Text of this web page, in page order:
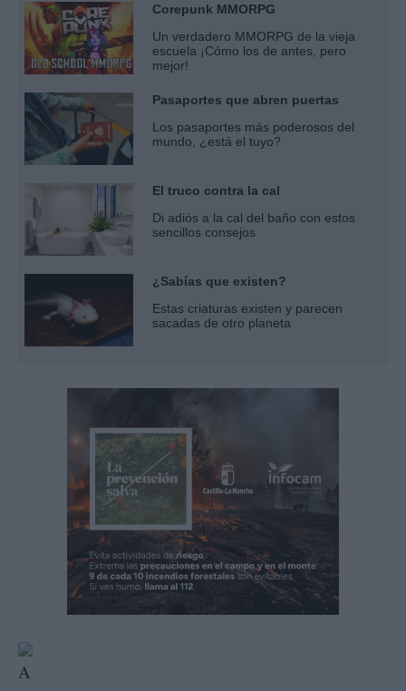
Corepunk MMORPG
Un verdadero MMORPG de la vieja
escuela ¡Cómo los de antes, pero
mejor!
Pasaportes que abren puertas
Los pasaportes más poderosos del
mundo, ¿está el tuyo?
El truco contra la cal
Di adiós a la cal del baño con estos
sencillos consejos
¿Sabías que existen?
Estas criaturas existen y parecen
sacadas de otro planeta